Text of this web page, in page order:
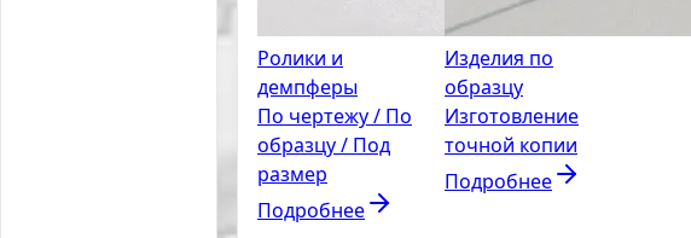
Ролики и
демпферы
По чертежу / По
образцу / Под
размер
Подробнее
Изделия по
образцу
Изготовление
точной копии
Подробнее